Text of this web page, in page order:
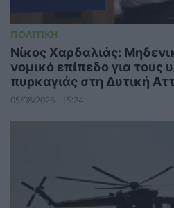
ΠΟΛΙΤΙΚΗ
Νίκος Χαρδαλιάς:
νομικό επίπεδο για τους
πυρκαγιάς στη Δυτική
05/08/2026 - 15:24